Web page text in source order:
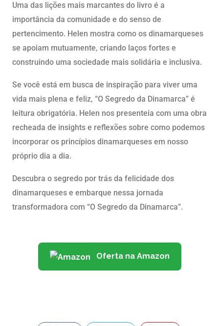
Uma das lições mais marcantes do livro é a
importância da comunidade e do senso de
pertencimento. Helen mostra como os dinamarqueses
se apoiam mutuamente, criando laços fortes e
construindo uma sociedade mais solidária e inclusiva.
Se você está em busca de inspiração para viver uma
vida mais plena e feliz, “O Segredo da Dinamarca” é
leitura obrigatória. Helen nos presenteia com uma obra
recheada de insights e reflexões sobre como podemos
incorporar os princípios dinamarqueses em nosso
próprio dia a dia.
Descubra o segredo por trás da felicidade dos
dinamarqueses e embarque nessa jornada
transformadora com “O Segredo da Dinamarca”.
Oferta na Amazon